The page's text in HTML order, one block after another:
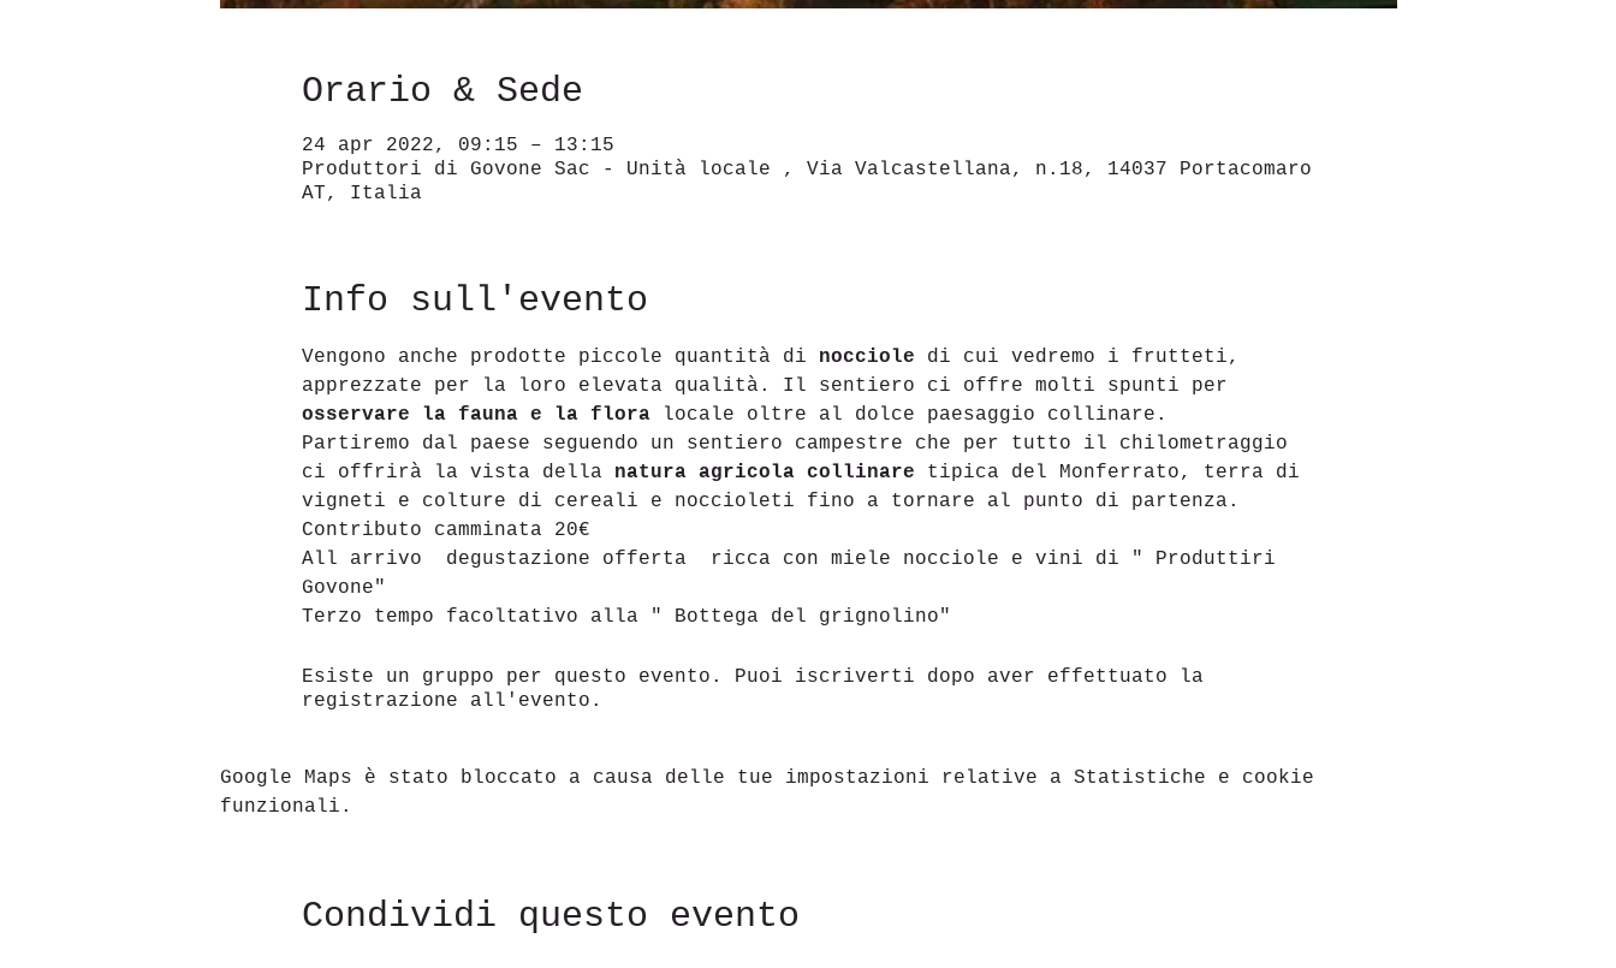
Orario & Sede
24 apr 2022, 09:15 – 13:15
Produttori di Govone Sac - Unità locale , Via Valcastellana, n.18, 14037 Portacomaro
AT, Italia
Info sull'evento
Vengono anche prodotte piccole quantità di nocciole di cui vedremo i frutteti,
apprezzate per la loro elevata qualità. Il sentiero ci offre molti spunti per
osservare la fauna e la flora locale oltre al dolce paesaggio collinare.
Partiremo dal paese seguendo un sentiero campestre che per tutto il chilometraggio
ci offrirà la vista della natura agricola collinare tipica del Monferrato, terra di
vigneti e colture di cereali e noccioleti fino a tornare al punto di partenza.
Contributo camminata 20€
All arrivo  degustazione offerta  ricca con miele nocciole e vini di " Produttiri
Govone"
Terzo tempo facoltativo alla " Bottega del grignolino"
Esiste un gruppo per questo evento. Puoi iscriverti dopo aver effettuato la
registrazione all'evento.
Google Maps è stato bloccato a causa delle tue impostazioni relative a Statistiche e cookie
funzionali.
Condividi questo evento